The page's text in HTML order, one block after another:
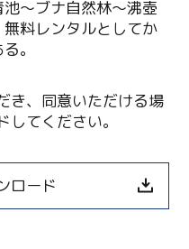
～ブナ自然林～沸壺
料レンタルとしてか
。
き、同意いただける場
てください。
ロード